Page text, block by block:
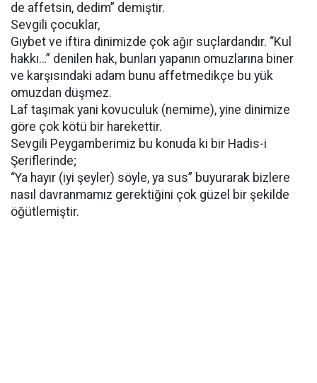
de affetsin, dedim” demiştir.
Sevgili çocuklar,
Gıybet ve iftira dinimizde çok ağır suçlardandır. “Kul
hakkı…” denilen hak, bunları yapanın omuzlarına biner
ve karşısındaki adam bunu affetmedikçe bu yük
omuzdan düşmez.
Laf taşımak yani kovuculuk (nemime), yine dinimize
göre çok kötü bir harekettir.
Sevgili Peygamberimiz bu konuda ki bir Hadis-i
Şeriflerinde;
“Ya hayır (iyi şeyler) söyle, ya sus” buyurarak bizlere
nasıl davranmamız gerektiğini çok güzel bir şekilde
öğütlemiştir.